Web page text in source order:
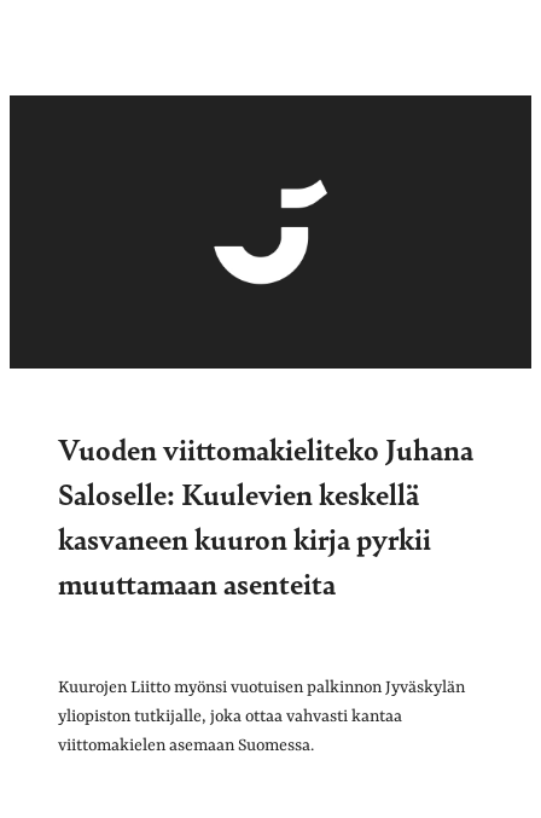
Vuoden viittomakieliteko Juhana
Saloselle: Kuulevien keskellä
kasvaneen kuuron kirja pyrkii
muuttamaan asenteita
Kuurojen Liitto myönsi vuotuisen palkinnon Jyväskylän
yliopiston tutkijalle, joka ottaa vahvasti kantaa
viittomakielen asemaan Suomessa.